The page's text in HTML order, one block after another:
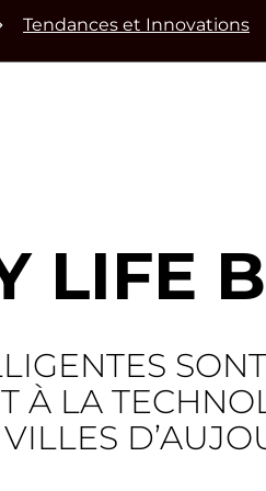
Tendances et Innovations
LIFE
À LA